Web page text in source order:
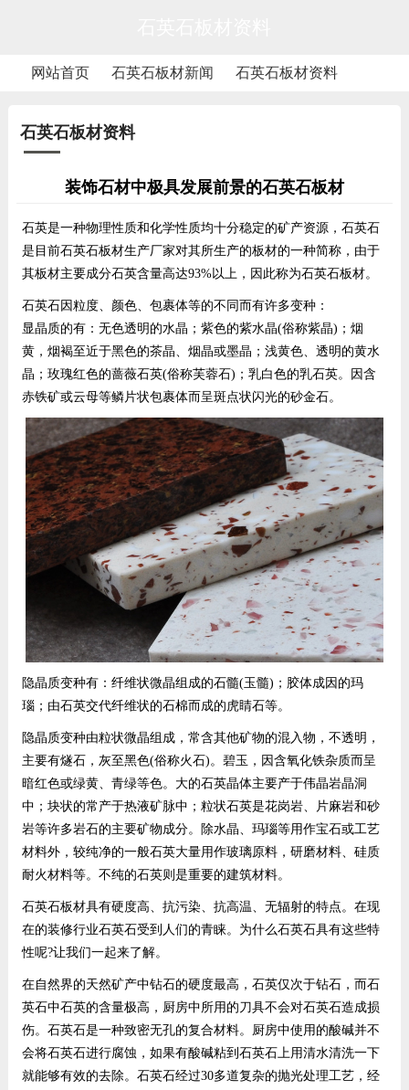
网站首页 石英石板材新闻 石英石板材资料
石英石板材资料
装饰石材中极具发展前景的石英石板材
石英是一种物理性质和化学性质均十分稳定的矿产资源，石英石
是目前石英石板材生产厂家对其所生产的板材的一种简称，由于
其板材主要成分石英含量高达93%以上，因此称为石英石板材。
石英石因粒度、颜色、包裹体等的不同而有许多变种：
显晶质的有：无色透明的水晶；紫色的紫水晶(俗称紫晶)；烟
黄，烟褐至近于黑色的茶晶、烟晶或墨晶；浅黄色、透明的黄水
晶；玫瑰红色的蔷薇石英(俗称芙蓉石)；乳白色的乳石英。因含
赤铁矿或云母等鳞片状包裹体而呈斑点状闪光的砂金石。
隐晶质变种有：纤维状微晶组成的石髓(玉髓)；胶体成因的玛
瑙；由石英交代纤维状的石棉而成的虎睛石等。
隐晶质变种由粒状微晶组成，常含其他矿物的混入物，不透明，
主要有燧石，灰至黑色(俗称火石)。碧玉，因含氧化铁杂质而呈
暗红色或绿黄、青绿等色。大的石英晶体主要产于伟晶岩晶洞
中；块状的常产于热液矿脉中；粒状石英是花岗岩、片麻岩和砂
岩等许多岩石的主要矿物成分。除水晶、玛瑙等用作宝石或工艺
材料外，较纯净的一般石英大量用作玻璃原料，研磨材料、硅质
耐火材料等。不纯的石英则是重要的建筑材料。
石英石板材具有硬度高、抗污染、抗高温、无辐射的特点。在现
在的装修行业石英石受到人们的青睐。为什么石英石具有这些特
性呢?让我们一起来了解。
在自然界的天然矿产中钻石的硬度最高，石英仅次于钻石，而石
英石中石英的含量极高，厨房中所用的刀具不会对石英石造成损
伤。石英石是一种致密无孔的复合材料。厨房中使用的酸碱并不
会将石英石进行腐蚀，如果有酸碱粘到石英石上用清水清洗一下
就能够有效的去除。石英石经过30多道复杂的抛光处理工艺，经